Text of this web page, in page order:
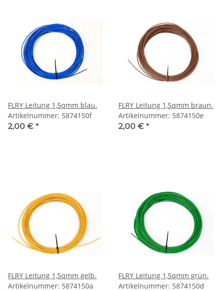
FLRY Leitung 1,5qmm blau.
Artikelnummer: 5874150f
2,00 € *
FLRY Leitung 1,5qmm braun.
Artikelnummer: 5874150e
2,00 € *
FLRY Leitung 1,5qmm gelb.
Artikelnummer: 5874150a
FLRY Leitung 1,5qmm grün.
Artikelnummer: 5874150d